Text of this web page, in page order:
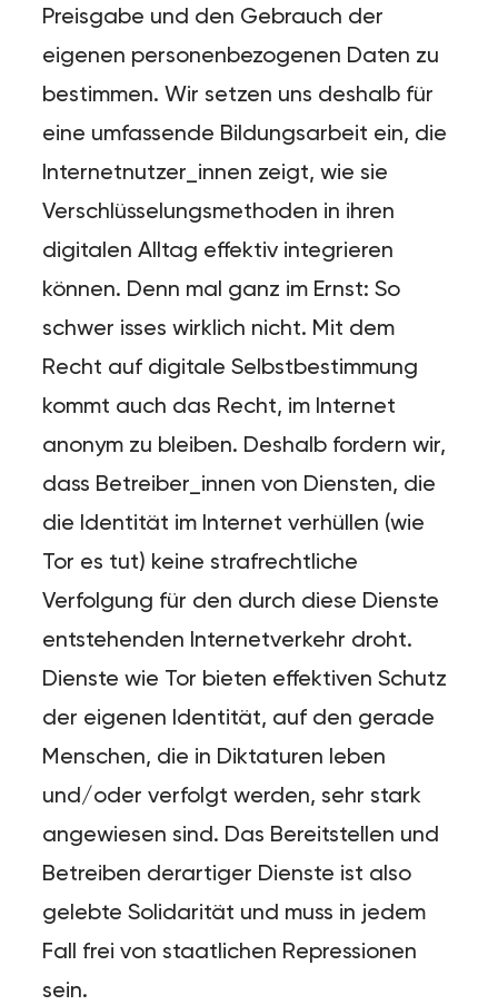
Preisgabe und den Gebrauch der
eigenen personenbezogenen Daten zu
bestimmen. Wir setzen uns deshalb für
eine umfassende Bildungsarbeit ein, die
Internetnutzer_innen zeigt, wie sie
Verschlüsselungsmethoden in ihren
digitalen Alltag effektiv integrieren
können. Denn mal ganz im Ernst: So
schwer isses wirklich nicht. Mit dem
Recht auf digitale Selbstbestimmung
kommt auch das Recht, im Internet
anonym zu bleiben. Deshalb fordern wir,
dass Betreiber_innen von Diensten, die
die Identität im Internet verhüllen (wie
Tor es tut) keine strafrechtliche
Verfolgung für den durch diese Dienste
entstehenden Internetverkehr droht.
Dienste wie Tor bieten effektiven Schutz
der eigenen Identität, auf den gerade
Menschen, die in Diktaturen leben
und/oder verfolgt werden, sehr stark
angewiesen sind. Das Bereitstellen und
Betreiben derartiger Dienste ist also
gelebte Solidarität und muss in jedem
Fall frei von staatlichen Repressionen
sein.